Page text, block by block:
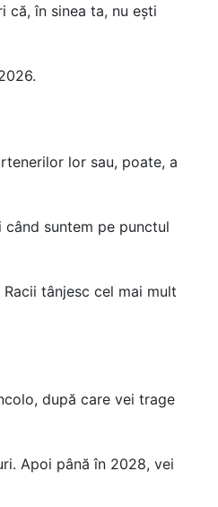
că, în sinea ta, nu ești
lor sau, poate, a
când suntem pe punctul
tânjesc cel mai mult
după care vei trage
Apoi până în 2028, vei